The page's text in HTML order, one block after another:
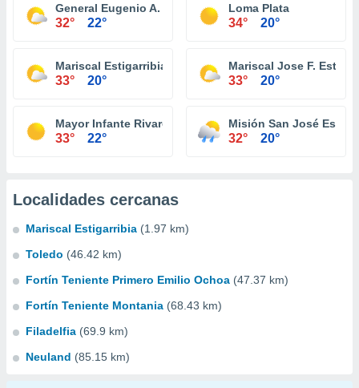
General Eugenio A. Garay
32° 22°
Loma Plata
34° 20°
Mariscal Estigarribia
33° 20°
Mariscal Jose F.
33° 20°
Mayor Infante Rivarola
33° 22°
Misión San José Estero
32° 20°
Localidades cercanas
Mariscal Estigarribia (1.97 km)
Toledo (46.42 km)
Fortín Teniente Primero Emilio Ochoa (47.37 km)
Fortín Teniente Montania (68.43 km)
Filadelfia (69.9 km)
Neuland (85.15 km)